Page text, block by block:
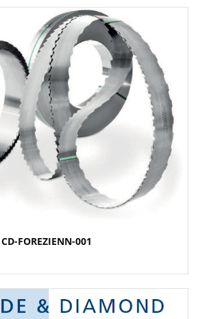
CD-FOREZIENN-001